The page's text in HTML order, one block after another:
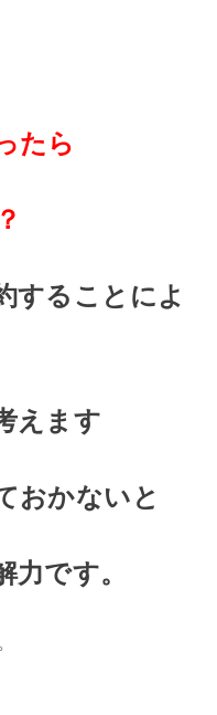
たら
することによ
えます
おかないと
です。